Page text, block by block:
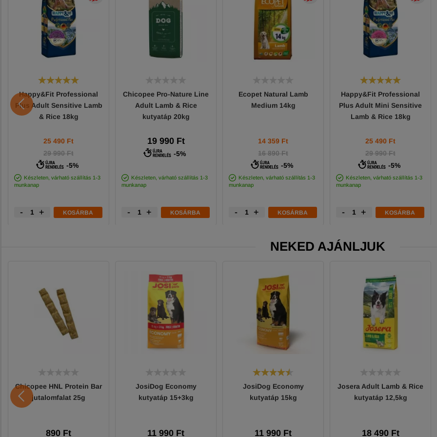
Happy&Fit Professional
Plus Adult Sensitive Lamb
& Rice 18kg
25 490 Ft
29 990 Ft
-5%
Készleten, várható szállítás 1-3
munkanap
- + KOSÁRBA
Chicopee Pro-Nature Line
Adult Lamb & Rice
kutyatáp 20kg
19 990 Ft
-5%
Készleten, várható szállítás 1-3
munkanap
- + KOSÁRBA
Ecopet Natural Lamb
Medium 14kg
14 359 Ft
16 890 Ft
-5%
Készleten, várható szállítás 1-3
munkanap
- + KOSÁRBA
Happy&Fit Professional
Plus Adult Mini Sensitive
Lamb & Rice 18kg
25 490 Ft
29 990 Ft
-5%
Készleten, várható szállítás 1-3
munkanap
- + KOSÁRBA
NEKED AJÁNLJUK
Chicopee HNL Protein Bar
jutalomfalat 25g
890 Ft
JosiDog Economy
kutyatáp 15+3kg
11 990 Ft
JosiDog Economy
kutyatáp 15kg
11 990 Ft
Josera Adult Lamb & Rice
kutyatáp 12,5kg
18 490 Ft